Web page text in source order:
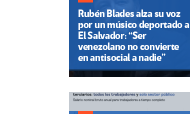
Rubén Blades alza su voz
por un músico deportado a
El Salvador: “Ser
venezolano no convierte
en antisocial a nadie”